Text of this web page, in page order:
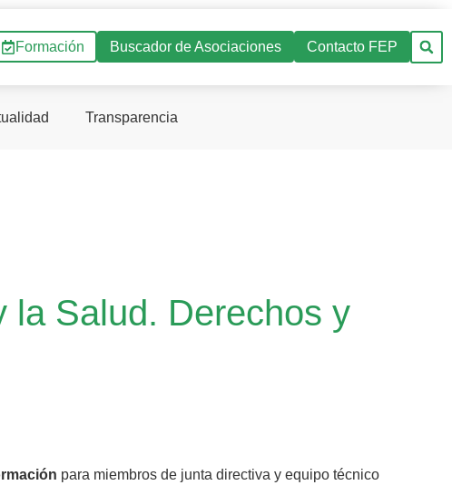
Formación Buscador de Asociaciones Contacto FEP
Transparencia
la Salud. Derechos y
para miembros de junta directiva y equipo técnico